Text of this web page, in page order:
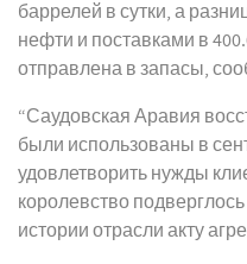
баррелей в сутки, а
нефти и поставками в
отправлена в запасы,
“Саудовская Аравия
были использованы в
удовлетворить нужды
королевство
истории отрасли акту